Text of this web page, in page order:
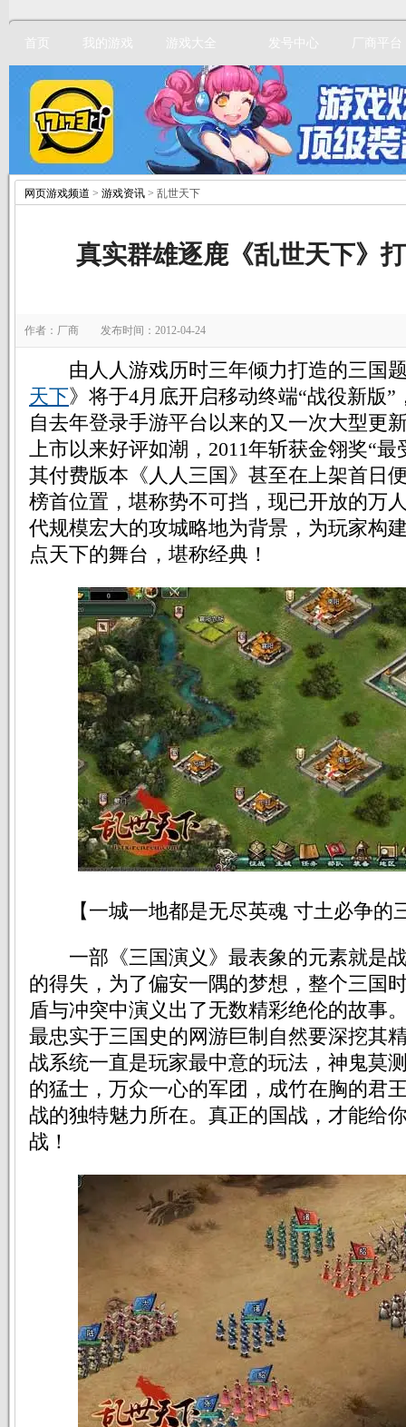
首页 我的游戏 游戏大全 发号中心 厂商平台
网页游戏频道 > 游戏资讯 > 乱世天下
真实群雄逐鹿《乱世天下》
作者：厂商 发布时间：2012-04-24
由人人游戏历时三年倾力打造的三国
天下》将于4月底开启移动终端“战役新版
自去年登录手游平台以来的又一次大型更
上市以来好评如潮，2011年斩获金翎奖“最
其付费版本《人人三国》甚至在上架首日
榜首位置，堪称势不可挡，现已开放的万
代规模宏大的攻城略地为背景，为玩家构
点天下的舞台，堪称经典！
【一城一地都是无尽英魂 寸土必争的
一部《三国演义》最表象的元素就是
的得失，为了偏安一隅的梦想，整个三国
盾与冲突中演义出了无数精彩绝伦的故事
最忠实于三国史的网游巨制自然要深挖其
战系统一直是玩家最中意的玩法，神鬼莫
的猛士，万众一心的军团，成竹在胸的君
战的独特魅力所在。真正的国战，才能给
战！
立即注册